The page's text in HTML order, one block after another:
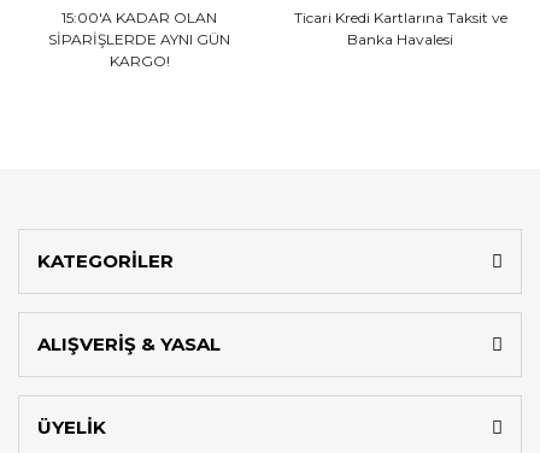
15:00'A KADAR OLAN
SİPARİŞLERDE AYNI GÜN
KARGO!
Ticari Kredi Kartlarına Taksit ve
Banka Havalesi
KATEGORİLER
ALIŞVERİŞ & YASAL
ÜYELİK